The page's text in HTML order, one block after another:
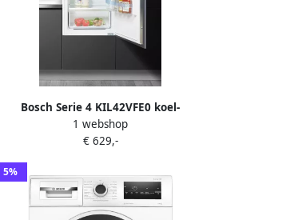
Bosch Serie 4 KIL42VFE0 koel-
vriescombinatie Ingebouwd 187 l E Wit
1 webshop
€ 629,-
5%